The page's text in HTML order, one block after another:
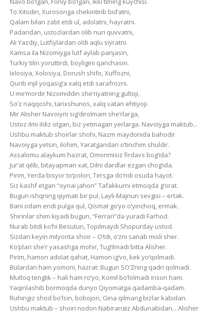
To Xitodin, Xurosonga chekintirib bid’atni,
Qalam bilan zabt etdi ul, adolatni, hayratni.
Padaridan, ustozlardan olib nuri quvvatni,
Ali Yazdiy, Lutfiylardan oldi aqlu siyratni.
Xamsa ila Nizomiyga lutf aylab panjasin,
Turkiy tilin yoruttirdi, boyligini qanchasin.
Ixlosiya, Xolosiya, Dorush shifo, Xuffozni,
Qurib injil yoqasig‘a xalq etdi sarafrozni.
U me’mordir Nizomiddin she’riyatning gultoji,
So‘z naqqoshi, tarixshunos, xalq vatan ehtiyoji.
Mir Alisher Navoiyni sig‘dirolmam she’rlarga,
Ustoz ilmi ildiz otgan, biz yetmagan yerlarga. Navoiyga maktub...
Ushbu maktub shoirlar shohi, Nazm maydonida bahodir
Navoiyga yetsin, ilohim, Yaratgandan o‘tinchim shuldir.
Assalomu alaykum hazrat, Omonmisiz firdavs bog‘ida?
Jur’at qilib, bitayapman xat, Dilni dardlar ezgan chog‘ida.
Pirim, Yerda bisyor to‘polon, Tersga do‘ndi osuda hayot.
Siz kashf etgan “oynai jahon” Tafakkurni etmoqda g‘orat.
Bugun ishqning qiymati bir pul, Layli-Majnun sevgisi – ertak.
Bani odam endi pulga qul, Qismat go‘yo o‘yinchoq, ermak.
Shirinlar shim kiyadi bugun, “Ferrari”da yuradi Farhod.
Nurab bitdi ko‘hi Besutun, Topilmaydi Shopurday ustod.
Sizdan keyin milyonta shoir – O‘tdi, o‘zni sanab misli sher.
Ko‘plari she’r yasashga mohir, Tug‘ilmadi bitta Alisher.
Pirim, hamon adolat qahat, Hamon ig‘vo, kek yo‘qolmadi.
Bulardan ham yomoni, hazrat: Bugun SO‘Zning qadri qolmadi.
Mutloq tenglik – hali ham ro‘yo, Komil bo‘lolmadi inson ham.
Yaqinlashib bormoqda dunyo Qiyomatga qadamba-qadam.
Ruhingiz shod bo‘lsin, bobojon, Gina qilmang bizlar kabidan.
Ushbu maktub – shoiri nodon Nabirangiz Abdunabidan... Alisher